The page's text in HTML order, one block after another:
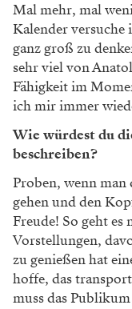
Mal mehr, mal
Kalender versuche
ganz groß zu
sehr viel von
Fähigkeit im
ich mir immer
Wie würdest du
beschreiben?
Proben, wenn man
gehen und den
Freude! So geht es
Vorstellungen,
zu genießen hat
hoffe, das
muss das